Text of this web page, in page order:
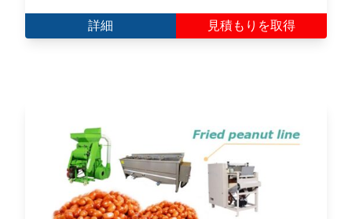
詳細 見積もりを取得